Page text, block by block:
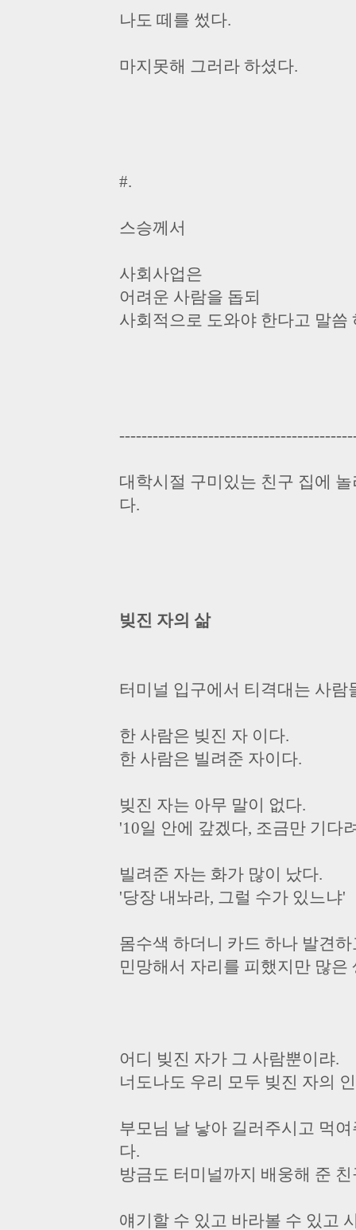
나도 떼를 썼다.
마지못해 그러라 하셨다.
#.
스승께서
사회사업은
어려운 사람을 돕되
사회적으로 도와야 한다고 말씀
대학시절 구미있는 친구 집에
다.
빚진 자의 삶
터미널 입구에서 티격대는 사람
한 사람은 빚진 자 이다.
한 사람은 빌려준 자이다.
빚진 자는 아무 말이 없다.
'10일 안에 갚겠다, 조금만 기다
빌려준 자는 화가 많이 났다.
'당장 내놔라, 그럴 수가 있느냐'
몸수색 하더니 카드 하나 발견
민망해서 자리를 피했지만 많은
어디 빚진 자가 그 사람뿐이랴.
너도나도 우리 모두 빚진 자의
부모님 날 낳아 길러주시고 먹
다.
방금도 터미널까지 배웅해 준
얘기할 수 있고 바라볼 수 있고